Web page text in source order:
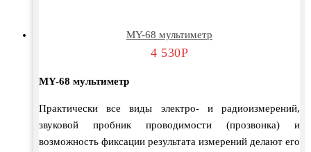
MY-68 мультиметр
4 530Р
MY-68 мультиметр
Практически все виды электро- и радиоизмерений,
звуковой пробник проводимости (прозвонка) и
возможность фиксации результата измерений делают его